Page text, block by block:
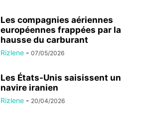
Les compagnies aériennes
européennes frappées par la
hausse du carburant
Rizlene - 07/05/2026
Les États-Unis saisissent un
navire iranien
Rizlene - 20/04/2026